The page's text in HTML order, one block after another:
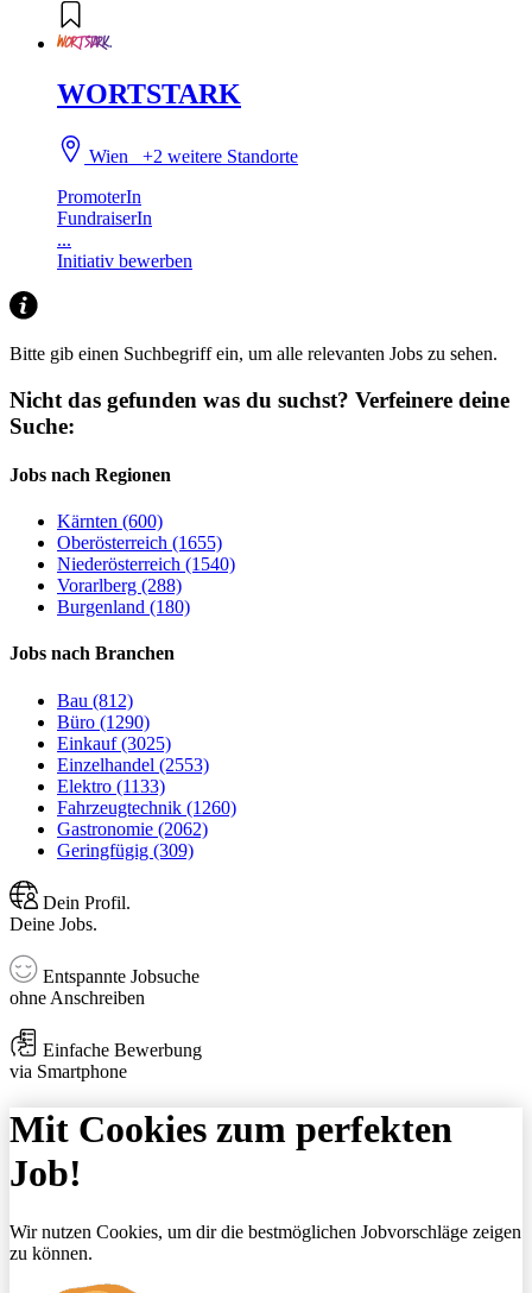
WORTSTARK
Wien+2 weitere Standorte
PromoterIn
FundraiserIn
...
Initiativ bewerben
Bitte gib einen Suchbegriff ein, um alle relevanten Jobs zu sehen.
Nicht das gefunden was du suchst? Verfeinere deine
Suche:
Jobs nach Regionen
Kärnten (600)
Oberösterreich (1655)
Niederösterreich (1540)
Vorarlberg (288)
Burgenland (180)
Jobs nach Branchen
Bau (812)
Büro (1290)
Einkauf (3025)
Einzelhandel (2553)
Elektro (1133)
Fahrzeugtechnik (1260)
Gastronomie (2062)
Geringfügig (309)
Dein Profil.
Deine Jobs.
Entspannte Jobsuche
ohne Anschreiben
Einfache Bewerbung
via Smartphone
Mit Cookies zum perfekten
Job!
Wir nutzen Cookies, um dir die bestmöglichen Jobvorschläge zeigen
zu können.